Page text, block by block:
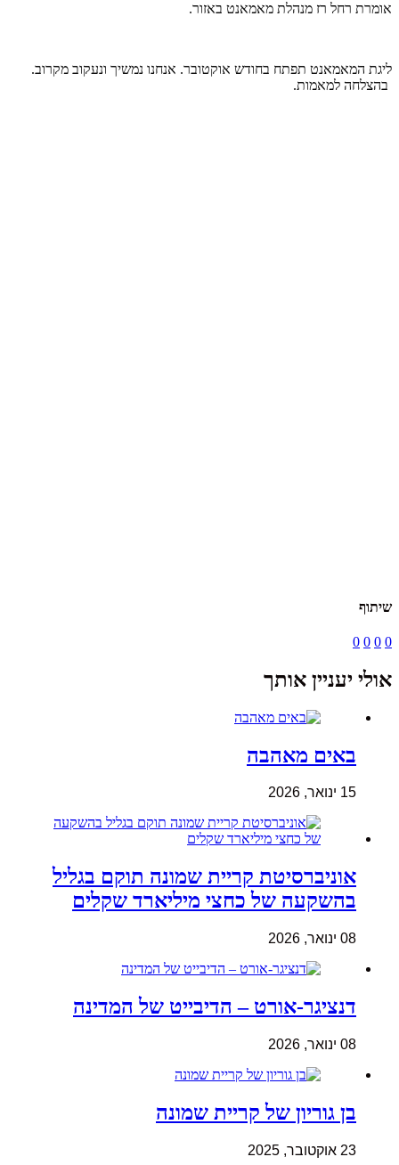
אומרת רחל רז מנהלת מאמאנט באזור.
ליגת המאמאנט תפתח בחודש אוקטובר. אנחנו נמשיך ונעקוב מקרוב.
בהצלחה למאמות.
שיתוף
0
0
0
0
אולי יעניין אותך
באים מאהבה
15 ינואר, 2026
אוניברסיטת קריית שמונה תוקם בגליל
בהשקעה של כחצי מיליארד שקלים
08 ינואר, 2026
דנציגר-אורט – הדיבייט של המדינה
08 ינואר, 2026
בן גוריון של קריית שמונה
23 אוקטובר, 2025